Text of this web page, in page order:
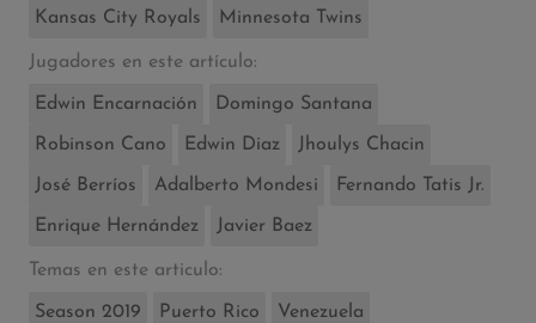
Kansas City Royals Minnesota Twins
Jugadores en este artículo:
Edwin Encarnación Domingo Santana
Robinson Cano Edwin Diaz Jhoulys Chacin
José Berríos Adalberto Mondesi Fernando Tatis Jr.
Enrique Hernández Javier Baez
Temas en este articulo:
Season 2019 Puerto Rico Venezuela